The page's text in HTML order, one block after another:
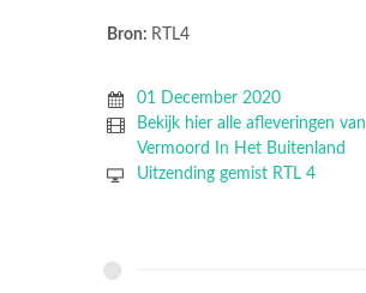
Bron: RTL4
01 December 2020
Bekijk hier alle afleveringen van
Vermoord In Het Buitenland
Uitzending gemist RTL 4